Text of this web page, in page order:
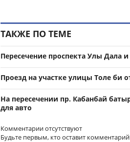
ТАКЖЕ ПО ТЕМЕ
Пересечение проспекта Улы Дала
Проезд на участке улицы Толе би
На пересечении пр. Кабанбай
для авто
Комментарии отсутствуют
Будьте первым, кто оставит